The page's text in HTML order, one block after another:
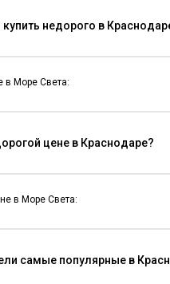
недорого в
в Море Света:
цене в Краснодаре?
в Море Света:
самые популярные в